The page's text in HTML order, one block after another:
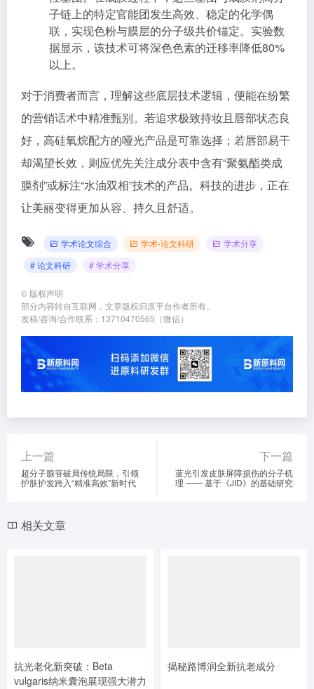
子链上的特定官能团发生高效、稳定的化学偶
联，实现色粉与膜层的分子级共价锚定。实验数
据显示，该技术可将深色色素的迁移率降低80%
以上。
对于消费者而言，理解这些底层技术逻辑，便能在纷繁
的营销话术中精准甄别。若追求极致持妆且唇部状态良
好，高硅氧烷配方的哑光产品是可靠选择；若唇部易干
却渴望长效，则应优先关注成分表中含有“聚氨酯类成
膜剂”或标注“水油双相”技术的产品。科技的进步，正在
让美丽变得更加从容、持久且舒适。
学术论文综合 学术-论文科研
学术分享
# 论文科研
# 学术分享
© 版权声明
部分内容转自互联网，文章版权归原平台作者所有。
发稿/咨询/合作联系：13710470565（微信）
上一篇
超分子腺苷破局传统局限，引领
护肤护发跨入“精准高效”新时代
下一篇
蓝光引发皮肤屏障损伤的分子机
理 —— 基于《JID》的基础研究
相关文章
抗光老化新突破：Beta
vulgaris纳米囊泡展现强大潜力
揭秘路博润全新抗老成分